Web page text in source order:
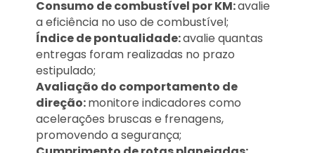
Consumo de combustível por KM:avalie
a eficiência no uso de combustível;
Índice de pontualidade:avalie quantas
entregas foram realizadas no prazo
estipulado;
Avaliação do comportamento de
direção:monitore indicadores como
acelerações bruscas e frenagens,
promovendo a segurança;